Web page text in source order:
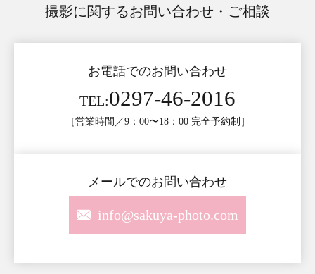
撮影に関するお問い合わせ・ご相談
お電話でのお問い合わせ
TEL:0297-46-2016
［営業時間／9：00〜18：00 完全予約制］
メールでのお問い合わせ
info@sakuya-photo.com